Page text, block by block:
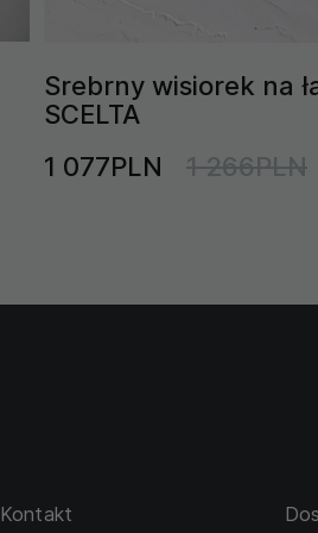
Srebrny wisiorek na
SCELTA
1 077PLN
1 266PLN
Kontakt